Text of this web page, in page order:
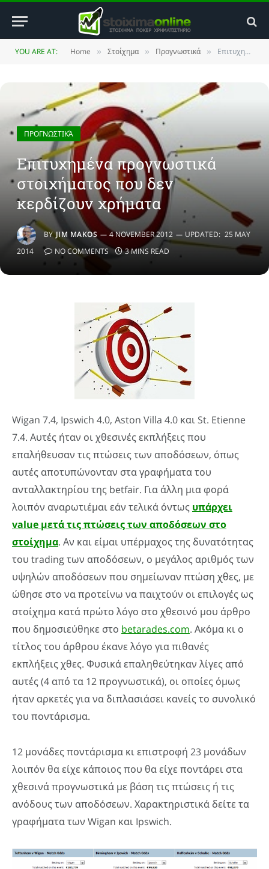
YOU ARE AT: Home » Στοίχημα » Προγνωστικά » Επιτυχημένα προγνωστικά στοιχήματος που δεν κερδίζουν χρήματα
ΠΡΟΓΝΩΣΤΙΚΆ
Επιτυχημένα προγνωστικά
στοιχήματος που δεν
κερδίζουν χρήματα
BY JIM MAKOS 4 NOVEMBER 2012 UPDATED: 25 MAY
2014
NO COMMENTS 3 MINS READ
Wigan 7.4, Ipswich 4.0, Aston Villa 4.0 και St. Etienne
7.4. Αυτές ήταν οι χθεσινές εκπλήξεις που
επαλήθευσαν τις πτώσεις των αποδόσεων, όπως
αυτές αποτυπώνονταν στα γραφήματα του
ανταλλακτηρίου της betfair. Για άλλη μια φορά
λοιπόν αναρωτιέμαι εάν τελικά όντως υπάρχει
value μετά τις πτώσεις των αποδόσεων στο
στοίχημα. Αν και είμαι υπέρμαχος της δυνατότητας
του trading των αποδόσεων, ο μεγάλος αριθμός των
υψηλών αποδόσεων που σημείωναν πτώση χθες, με
ώθησε στο να προτείνω να παιχτούν οι επιλογές ως
στοίχημα κατά πρώτο λόγο στο χθεσινό μου άρθρο
που δημοσιεύθηκε στο betarades.com. Ακόμα κι ο
τίτλος του άρθρου έκανε λόγο για πιθανές
εκπλήξεις χθες. Φυσικά επαληθεύτηκαν λίγες από
αυτές (4 από τα 12 προγνωστικά), οι οποίες όμως
ήταν αρκετές για να διπλασιάσει κανείς το συνολικό
του ποντάρισμα.
12 μονάδες ποντάρισμα κι επιστροφή 23 μονάδων
λοιπόν θα είχε κάποιος που θα είχε ποντάρει στα
χθεσινά προγνωστικά με βάση τις πτώσεις ή τις
ανόδους των αποδόσεων. Χαρακτηριστικά δείτε τα
γραφήματα των Wigan και Ipswich.